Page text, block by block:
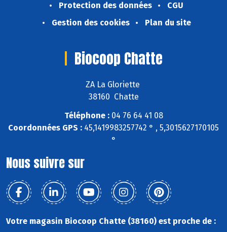
Protection des données
CGU
Gestion des cookies
Plan du site
Biocoop Chatte
ZA La Gloriette
38160 Chatte
Téléphone :04 76 64 41 08
Coordonnées GPS : 45,1419983257742 ° , 5,3015627170105
°
Nous suivre sur
Votre magasin Biocoop Chatte (38160) est proche de :